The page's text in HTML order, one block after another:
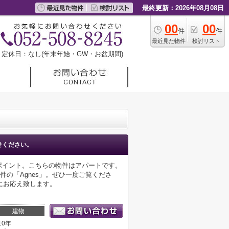
最終更新：2026年08月08日
00件
最近見た物件
00件
検討リスト
定休日：なし(年末年始・GW・お盆期間)
ださい。
ント。こちらの物件はアパートです。
の「Agnes」。ぜひ一度ご覧くださ
応え致します。
建物
年